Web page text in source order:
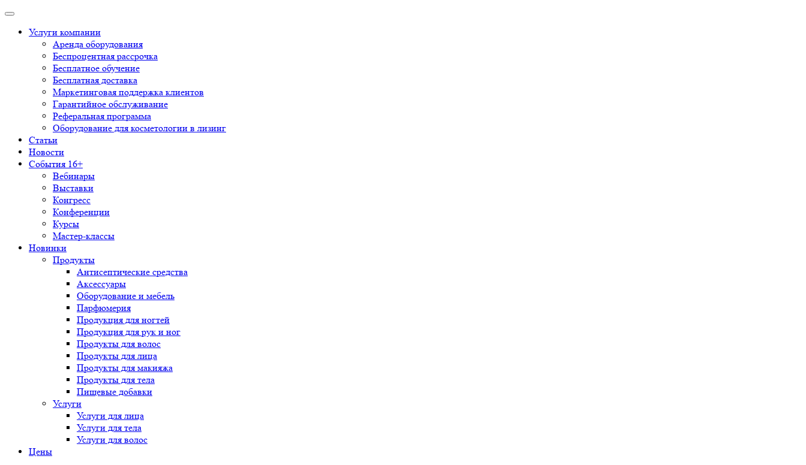
Услуги компании
Аренда оборудования
Беспроцентная рассрочка
Бесплатное обучение
Бесплатная доставка
Маркетинговая поддержка клиентов
Гарантийное обслуживание
Реферальная программа
Оборудование для косметологии в лизинг
Статьи
Новости
События 16+
Вебинары
Выставки
Конгресс
Конференции
Курсы
Мастер-классы
Новинки
Продукты
Антисептические средства
Аксессуары
Оборудование и мебель
Парфюмерия
Продукция для ногтей
Продукция для рук и ног
Продукты для волос
Продукты для лица
Продукты для макияжа
Продукты для тела
Пищевые добавки
Услуги
Услуги для лица
Услуги для тела
Услуги для волос
Цены